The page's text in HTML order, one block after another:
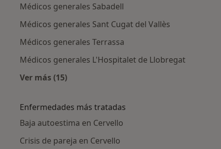
Médicos generales Sabadell
Médicos generales Sant Cugat del Vallès
Médicos generales Terrassa
Médicos generales L'Hospitalet de Llobregat
Ver más (15)
Enfermedades más tratadas
Baja autoestima en Cervello
Crisis de pareja en Cervello